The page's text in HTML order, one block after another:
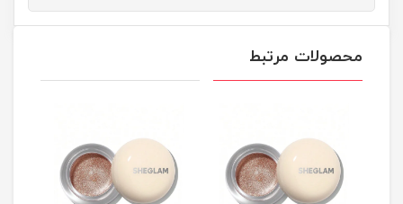
محصولات مرتبط